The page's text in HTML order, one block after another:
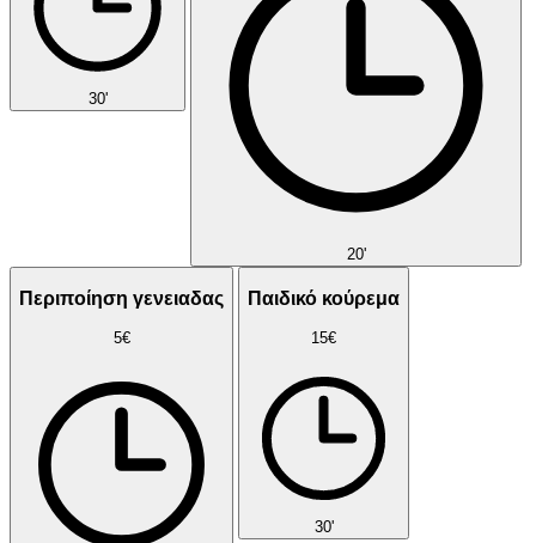
30'
20'
Περιποίηση γενειαδας
5€
Παιδικό κούρεμα
15€
30'